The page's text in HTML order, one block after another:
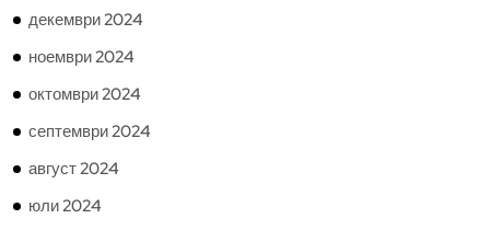
декември 2024
ноември 2024
октомври 2024
септември 2024
август 2024
юли 2024